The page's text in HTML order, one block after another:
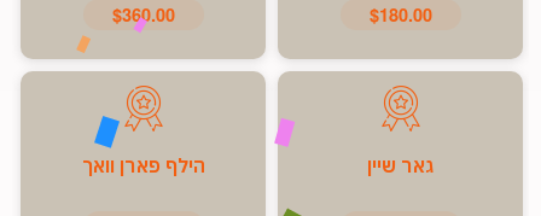
$180.00
$360.00
גאר שיין הילף פארן וואך